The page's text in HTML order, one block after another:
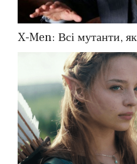
X-Men: Всі мутанти,